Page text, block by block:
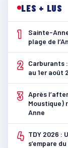
LES + LUS
1
Sainte-
plage de
2
Carburants
au 1er août
3 Après
Moustique)
Anne
4 TDY 2026 :
s’empare